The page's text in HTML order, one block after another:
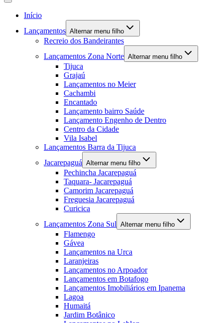
Início
Lançamentos Alternar menu filho
Recreio dos Bandeirantes
Lançamentos Zona Norte Alternar menu filho
Tijuca
Grajaú
Lançamentos no Meier
Cachambi
Encantado
Lançamento bairro Saúde
Lançamento Engenho de Dentro
Centro da Cidade
Vila Isabel
Lançamentos Barra da Tijuca
Jacarepaguá Alternar menu filho
Pechincha Jacarepaguá
Taquara- Jacarepaguá
Camorim Jacarepaguá
Freguesia Jacarepaguá
Curicica
Lançamentos Zona Sul Alternar menu filho
Flamengo
Gávea
Lançamentos na Urca
Laranjeiras
Lançamentos no Arpoador
Lançamentos em Botafogo
Lançamentos Imobiliários em Ipanema
Lagoa
Humaitá
Jardim Botânico